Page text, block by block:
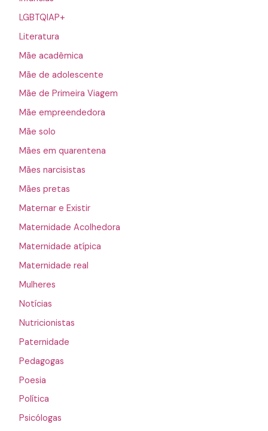
LGBTQIAP+
Literatura
Mãe acadêmica
Mãe de adolescente
Mãe de Primeira Viagem
Mãe empreendedora
Mãe solo
Mães em quarentena
Mães narcisistas
Mães pretas
Maternar e Existir
Maternidade Acolhedora
Maternidade atípica
Maternidade real
Mulheres
Notícias
Nutricionistas
Paternidade
Pedagogas
Poesia
Política
Psicólogas